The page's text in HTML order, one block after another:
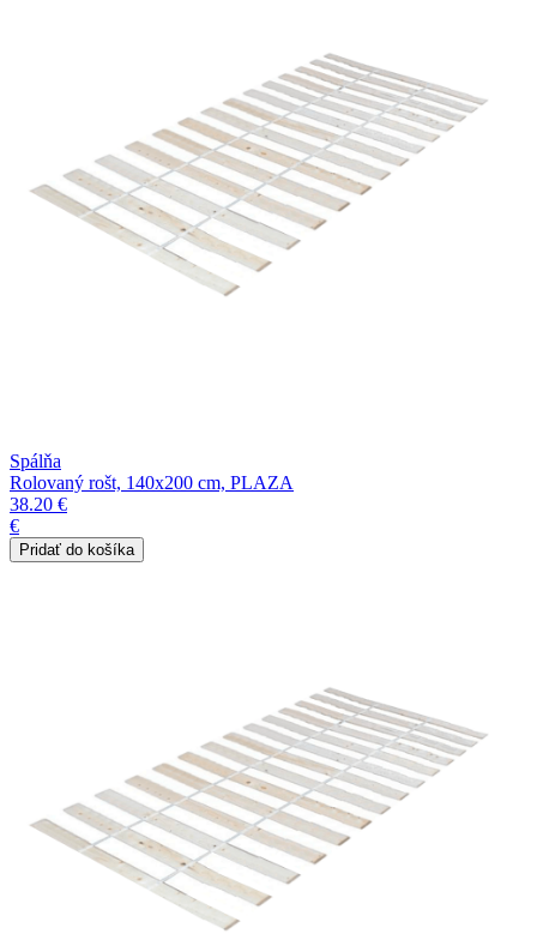
Spálňa
Rolovaný rošt, 140x200 cm, PLAZA
38.20 €
€